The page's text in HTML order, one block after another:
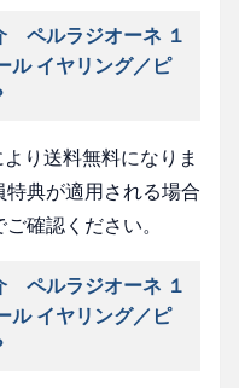
ペルラジオーネ １
ル イヤリング／ピ
り送料無料になりま
典が適用される場合
確認ください。
ペルラジオーネ １
ル イヤリング／ピ